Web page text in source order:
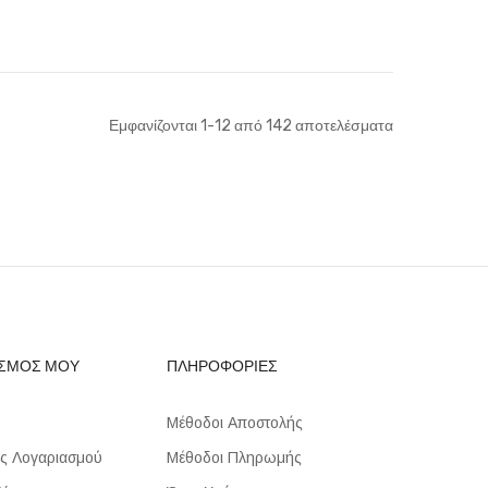
Εμφανίζονται1-12 από142 αποτελέσματα
ΜΟΥ
Λογαριασμού
ΠΛΗΡΟΦΟΡΙΕΣ
Μέθοδοι Αποστολής
Μέθοδοι Πληρωμής